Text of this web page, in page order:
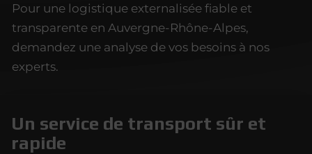
Pour une logistique externalisée fiable et
transparente en Auvergne-Rhône-Alpes,
demandez une analyse de vos besoins à nos
experts.
Un service de transport sûr et
rapide